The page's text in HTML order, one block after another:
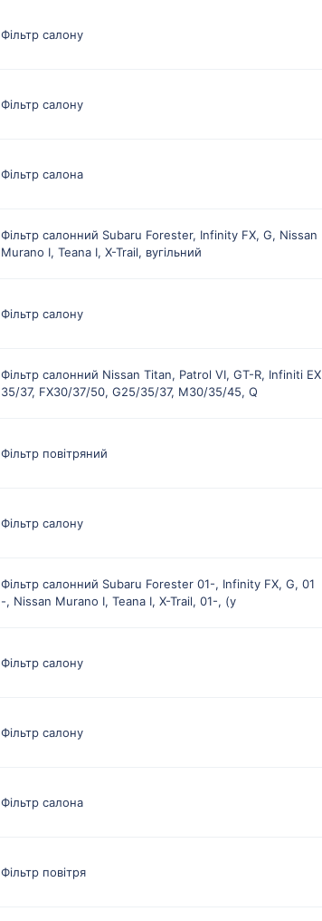
Фільтр салону
Фільтр салону
Фільтр салона
Фільтр салонний Subaru Forester, Infinity FX, G, Nissan
Murano I, Teana I, X-Trail, вугільний
Фільтр салону
Фільтр салонний Nissan Titan, Patrol VI, GT-R, Infiniti EX
35/37, FX30/37/50, G25/35/37, M30/35/45, Q
Фільтр повітряний
Фільтр салону
Фільтр салонний Subaru Forester 01-, Infinity FX, G, 01
-, Nissan Murano I, Teana I, X-Trail, 01-, (у
Фільтр салону
Фільтр салону
Фільтр салона
Фільтр повітря